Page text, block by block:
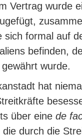
Vertrag wurde
sich formal auf
befinden,
wurde.
hat
über eine de
die durch die